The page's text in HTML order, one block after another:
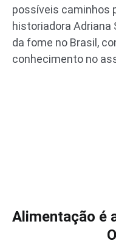
possíveis caminhos
historiadora Adriana
da fome no Brasil,
conhecimento no
Alimentação é